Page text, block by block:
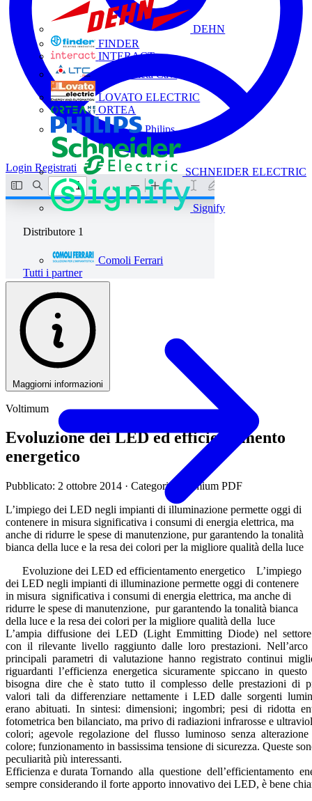
DEHN
FINDER
INTERACT
La Triveneta Cavi
LOVATO ELECTRIC
ORTEA
Philips
SCHNEIDER ELECTRIC
Signify
Distributore 1
Comoli Ferrari
Tutti i partner
Login Registrati
Maggiorni informazioni
Voltimum
Evoluzione dei LED ed efficientamento
energetico
Pubblicato: 2 ottobre 2014 · Categoria: Premium PDF
L’impiego dei LED negli impianti di illuminazione permette oggi di
contenere in misura significativa i consumi di energia elettrica, ma
anche di ridurre le spese di manutenzione, pur garantendo la tonalità
bianca della luce e la resa dei colori per la migliore qualità della luce
Evoluzione dei LED ed efficientamento energetico L’impiego
dei LED negli impianti di illuminazione permette oggi di contenere
in misura significativa i consumi di energia elettrica, ma anche di
ridurre le spese di manutenzione, pur garantendo la tonalità bianca
della luce e la resa dei colori per la migliore qualità della luce
L’ampia diffusione dei LED (Light Emmitting Diode) nel
con il rilevante livello raggiunto dalle loro prestazioni.
principali parametri di valutazione hanno registrato continui
riguardanti l’efficienza energetica sicuramente spiccano in
bisogna dire che è stato tutto il complesso delle prestazioni di
valori tali da differenziare nettamente i LED dalle sorgenti
erano abituati. In sintesi: dimensioni; ingombri; pesi di ridotta
fotometrica ben bilanciato, ma privo di radiazioni infrarosse e
colori; agevole regolazione del flusso luminoso senza
colore; funzionamento in bassissima tensione di sicurezza. Queste
peculiarità più interessanti.
Efficienza e durata Tornando alla questione dell’efficientamento
sempre considerando il forte apporto innovativo dei LED, è bene